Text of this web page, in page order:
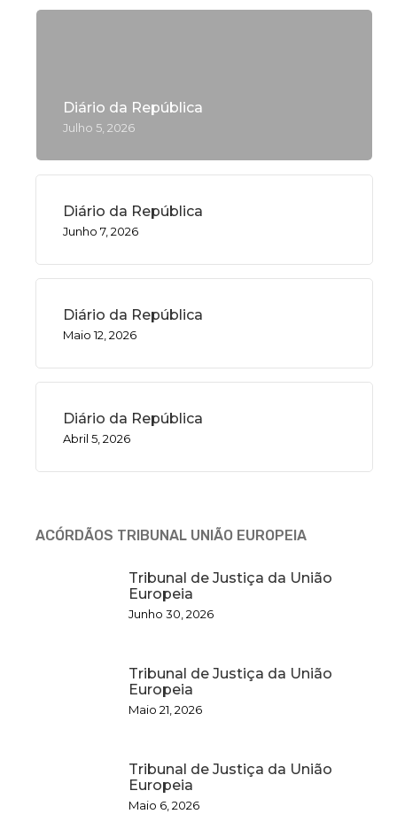
Diário da República
Julho 5, 2026
Diário da República
Junho 7, 2026
Diário da República
Maio 12, 2026
Diário da República
Abril 5, 2026
ACÓRDÃOS TRIBUNAL UNIÃO EUROPEIA
Tribunal de Justiça da União
Europeia
Junho 30, 2026
Tribunal de Justiça da União
Europeia
Maio 21, 2026
Tribunal de Justiça da União
Europeia
Maio 6, 2026